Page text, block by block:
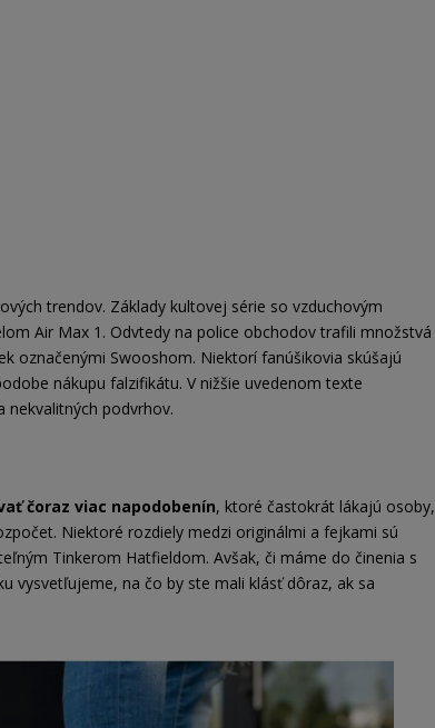
trendov. Základy kultovej série so vzduchovým
Air Max 1. Odvtedy na police obchodov trafili množstvá
označenými Swooshom. Niektorí fanúšikovia skúšajú
nákupu falzifikátu. V nižšie uvedenom texte
nekvalitných podvrhov.
čoraz viac napodobenín, ktoré častokrát lákajú osoby,
Niektoré rozdiely medzi originálmi a fejkami sú
Tinkerom Hatfieldom. Avšak, či máme do činenia s
vysvetľujeme, na čo by ste mali klásť dôraz, ak sa